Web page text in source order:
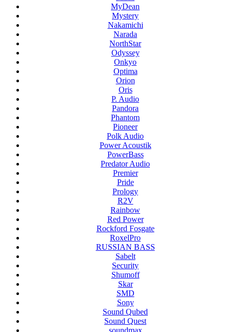
MyDean
Mystery
Nakamichi
Narada
NorthStar
Odyssey
Onkyo
Optima
Orion
Oris
P. Audio
Pandora
Phantom
Pioneer
Polk Audio
Power Acoustik
PowerBass
Predator Audio
Premier
Pride
Prology
R2V
Rainbow
Red Power
Rockford Fosgate
RoxelPro
RUSSIAN BASS
Sabelt
Security
Shumoff
Skar
SMD
Sony
Sound Qubed
Sound Quest